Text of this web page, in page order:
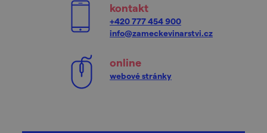
kontakt
+420 777 454 900
info@zameckevinarstvi.cz
online
webové stránky